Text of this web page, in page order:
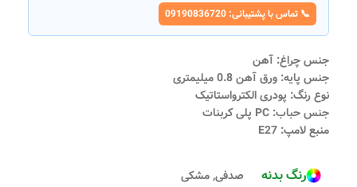
📞 تماس با پشتیبانی: 09190836720
جنس چراغ: آهن
جنس پایه: ورق آهن 0.8 میلیمتری
نوع رنگ: پودری الکترواستاتیک
جنس حباب: PC پلی کربنات
منبع لامپ: E27
رنگ بدنه صدفی,مشکی